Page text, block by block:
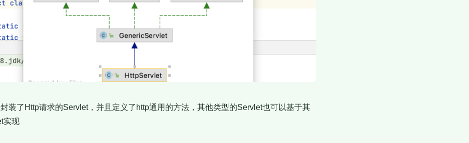
装了Http请求的Servlet，并且定义了http通用的方法，其他类型的Servlet也可以基于其
实现